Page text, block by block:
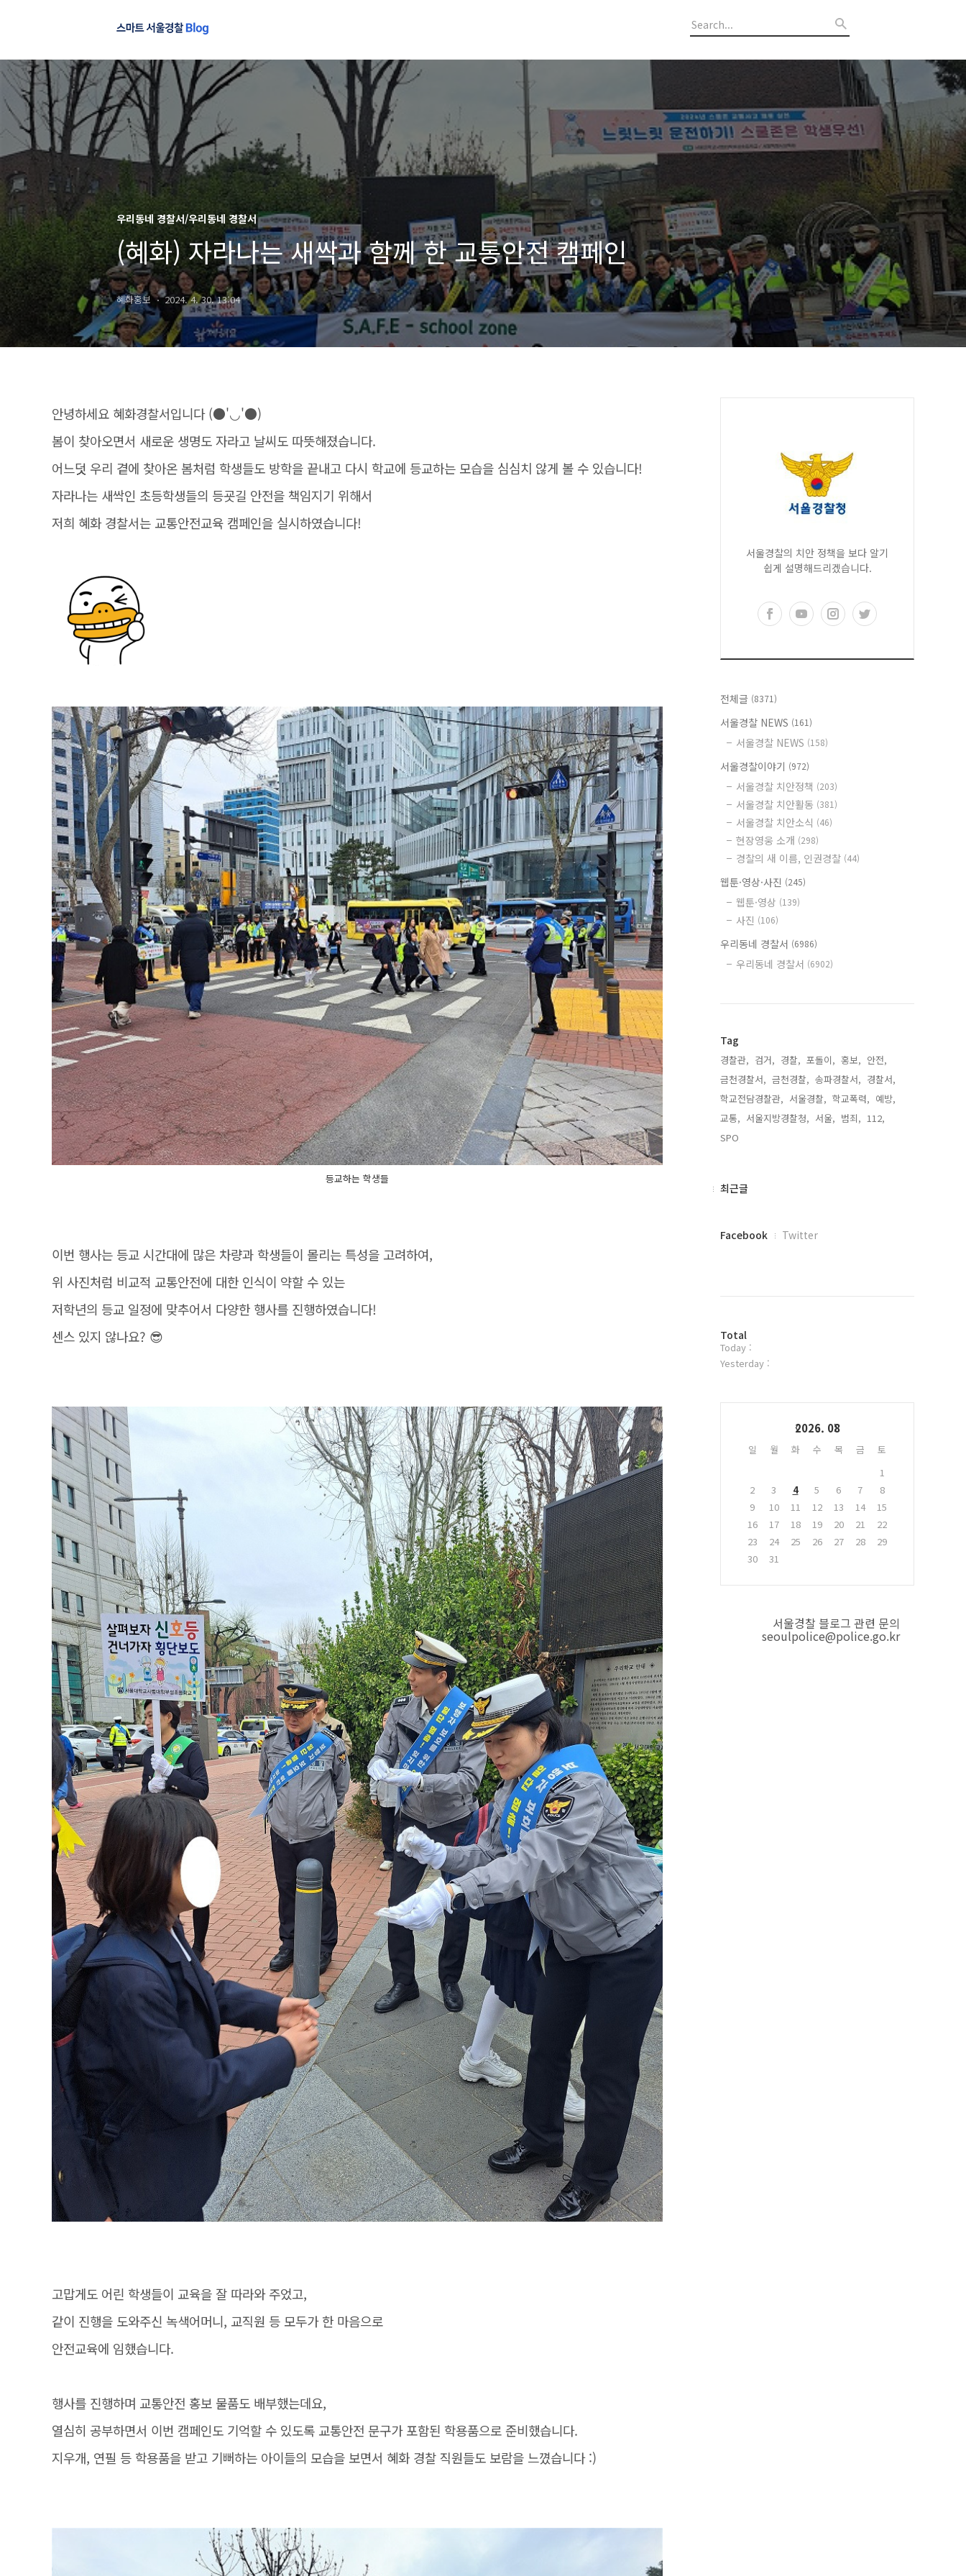
우리동네 경찰서/우리동네 경찰서
(혜화) 자라나는 새싹과 함께 한 교통안전 캠페인
혜화홍보 2024. 4. 30. 13:04
안녕하세요 혜화경찰서입니다 (●'◡'●)
봄이 찾아오면서 새로운 생명도 자라고 날씨도 따뜻해졌습니다.
어느덧 우리 곁에 찾아온 봄처럼 학생들도 방학을 끝내고 다시 학교에 등교하는 모습을 심심치 않게 볼 수 있습니다!
자라나는 새싹인 초등학생들의 등굣길 안전을 책임지기 위해서
저희 혜화 경찰서는 교통안전교육 캠페인을 실시하였습니다!
등교하는 학생들
이번 행사는 등교 시간대에 많은 차량과 학생들이 몰리는 특성을 고려하여,
위 사진처럼 비교적 교통안전에 대한 인식이 약할 수 있는
저학년의 등교 일정에 맞추어서 다양한 행사를 진행하였습니다!
센스 있지 않나요? 😎
고맙게도 어린 학생들이 교육을 잘 따라와 주었고,
같이 진행을 도와주신 녹색어머니, 교직원 등 모두가 한 마음으로
안전교육에 임했습니다.
행사를 진행하며 교통안전 홍보 물품도 배부했는데요,
열심히 공부하면서 이번 캠페인도 기억할 수 있도록 교통안전 문구가 포함된 학용품으로 준비했습니다.
지우개, 연필 등 학용품을 받고 기뻐하는 아이들의 모습을 보면서 혜화 경찰 직원들도 보람을 느꼈습니다 :)
서울경찰의 치안 정책을 보다 알기
쉽게 설명해드리겠습니다.
전체글 (8371)
서울경찰 NEWS (161)
서울경찰 NEWS (158)
서울경찰이야기 (972)
서울경찰 치안정책 (203)
서울경찰 치안활동 (381)
서울경찰 치안소식 (46)
현장영웅 소개 (298)
경찰의 새 이름, 인권경찰 (44)
웹툰·영상·사진 (245)
웹툰·영상 (139)
사진 (106)
우리동네 경찰서 (6986)
우리동네 경찰서 (6902)
Tag
경찰관, 검거, 경찰, 포돌이, 홍보, 안전,
금천경찰서, 금천경찰, 송파경찰서, 경찰서,
학교전담경찰관, 서울경찰, 학교폭력, 예방,
교통, 서울지방경찰청, 서울, 범죄, 112,
SPO,
최
최근글
페
플
러
그
Facebook Twitter
방
문
자
Total
Today :
Yesterday :
2026. 08
일 월 화 수 목 금
토
1
2
3 4 5 6 7
8
9
10 11 12 13 14
15
16
17 18 19 20 21
22
23
24 25 26 27 28
29
30
31
서울경찰 블로그 관련 문의
seoulpolice@police.go.kr